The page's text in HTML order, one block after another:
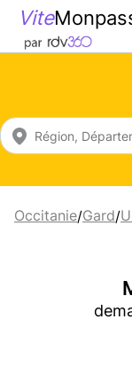
Vite
Occitanie/Gard/